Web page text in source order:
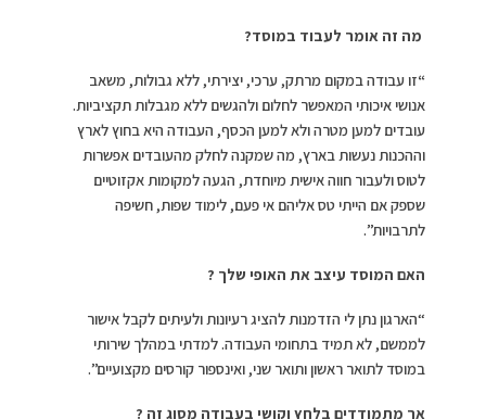
מה זה אומר לעבוד במוסד?
“זו עבודה במקום מרתק, ערכי, יצירתי, ללא גבולות, משאב
אנושי איכותי המאפשר לחלום ולהגשים ללא מגבלות תקציביות.
עובדים למען מטרה ולא למען הכסף, העבודה היא בחוץ לארץ
וההכנות נעשות בארץ, מה שמקנה לחלק מהעובדים אפשרות
לטוס ולעבור חווה אישית מיוחדת, הגעה למקומות אקזוטיים
שספק אם הייתי טס אליהם אי פעם, לימוד שפות, חשיפה
לתרבויות”.
האם המוסד עיצב את האופי שלך ?
“הארגון נתן לי הזדמנות להציג רעיונות ולעיתים לקבל אישור
לממשם, לא תמיד בתחומי העבודה. למדתי במהלך שירותי
במוסד לתואר ראשון ותואר שני, ואינספור קורסים מקצועיים”.
אך מתמודדים בלחץ וקושי בעבודה מסוג זה ?